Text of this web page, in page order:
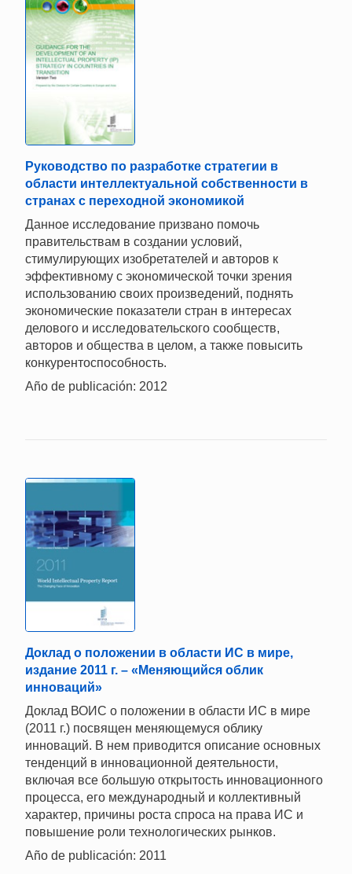
Руководство по разработке стратегии в
области интеллектуальной собственности в
странах с переходной экономикой
Данное исследование призвано помочь
правительствам в создании условий,
стимулирующих изобретателей и авторов к
эффективному с экономической точки зрения
использованию своих произведений, поднять
экономические показатели стран в интересах
делового и исследовательского сообществ,
авторов и общества в целом, а также повысить
конкурентоспособность.
Año de publicación: 2012
Доклад о положении в области ИС в мире,
издание 2011 г. – «Меняющийся облик
инноваций»
Доклад ВОИС о положении в области ИС в мире
(2011 г.) посвящен меняющемуся облику
инноваций. В нем приводится описание основных
тенденций в инновационной деятельности,
включая все большую открытость инновационного
процесса, его международный и коллективный
характер, причины роста спроса на права ИС и
повышение роли технологических рынков.
Año de publicación: 2011